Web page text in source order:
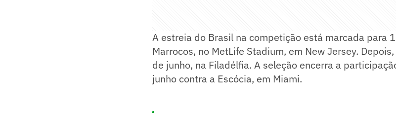
A estreia do Brasil na competição está marcada para
Marrocos, no MetLife Stadium, em New Jersey.
de junho, na Filadélfia. A seleção encerra a
junho contra a Escócia, em Miami.